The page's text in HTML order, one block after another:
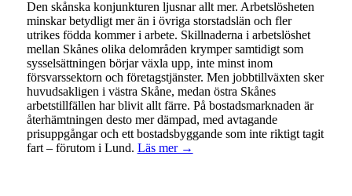
Den skånska konjunkturen ljusnar allt mer. Arbetslösheten
minskar betydligt mer än i övriga storstadslän och fler
utrikes födda kommer i arbete. Skillnaderna i arbetslöshet
mellan Skånes olika delområden krymper samtidigt som
sysselsättningen börjar växla upp, inte minst inom
försvarssektorn och företagstjänster. Men jobbtillväxten sker
huvudsakligen i västra Skåne, medan östra Skånes
arbetstillfällen har blivit allt färre. På bostadsmarknaden är
återhämtningen desto mer dämpad, med avtagande
prisuppgångar och ett bostadsbyggande som inte riktigt tagit
fart – förutom i Lund. Läs mer →